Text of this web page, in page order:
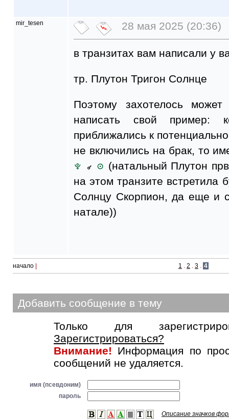
mir_tesen 28 мая 2025 (20:36)
в транзитах вам написали у
тр. Плутон Тригон Солнце
Поэтому захотелось
написать свой пример:
приближались к
не включились на брак, то
(натальный Плутон
на этом транзите встретила
Солнцу Скорпион, да еще и
натале))
начало 1 . 2 . 3 . 4
Добавить сообщение в тему
Только для
Зарегистрироваться?
Внимание! Информация по
сообщений не удаляется.
имя (псевдоним)
пароль
Описание значков